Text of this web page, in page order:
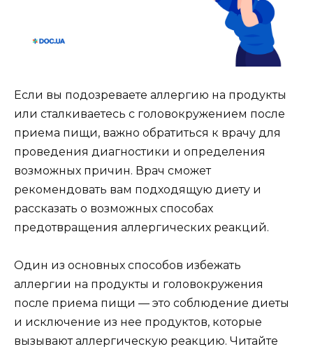
Если вы подозреваете аллергию на продукты
или сталкиваетесь с головокружением после
приема пищи, важно обратиться к врачу для
проведения диагностики и определения
возможных причин. Врач сможет
рекомендовать вам подходящую диету и
рассказать о возможных способах
предотвращения аллергических реакций.
Один из основных способов избежать
аллергии на продукты и головокружения
после приема пищи — это соблюдение диеты
и исключение из нее продуктов, которые
вызывают аллергическую реакцию. Читайте